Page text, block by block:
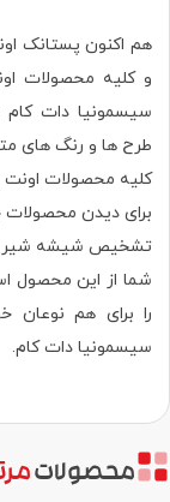
و کلیه محصولات
سیسمونیا دات کام
طرح ها و رنگ های
کلیه محصولات اونت
برای دیدن محصولات
تشخیص شیشه شیر
شما از این محصول
را برای هم نوعان
سیسمونیا دات کام.
محصولات